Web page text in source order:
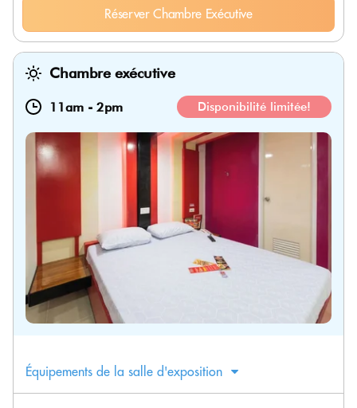
Réserver Chambre Exécutive
Chambre exécutive
11am - 2pm Disponibilité limitée!
Équipements de la salle d'exposition